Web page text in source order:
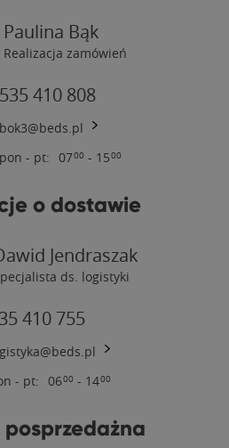
Paulina Bąk
Realizacja zamówień
535 410 808
bok3@beds.pl
pon - pt: 0700 - 1500
o dostawie
Jendraszak
ds. logistyki
410 755
- pt: 0600 - 1400
posprzedażna